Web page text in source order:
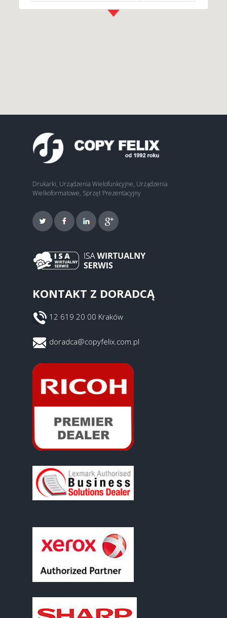
Drukarki, Urządzenia Wielofunkcyjne, Urządzenia
Wielkoformatowe, Sprzęt Prezentacyjny
KONTAKT Z DORADCĄ
12 619 20 00 Kraków
doradca@copyfelix.com.pl